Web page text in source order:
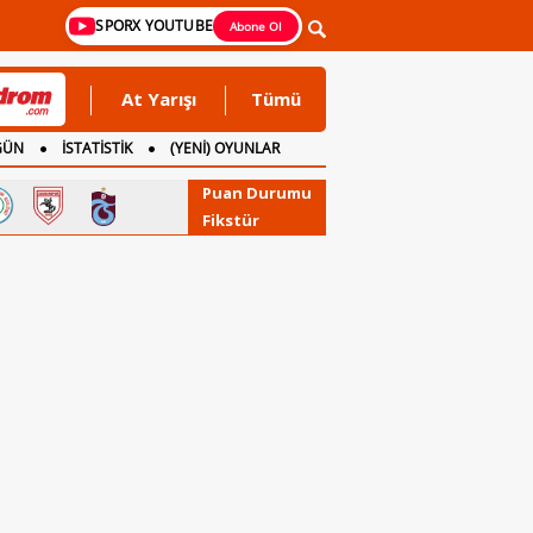
SPORX YOUTUBE Abone Ol
At Yarışı Tümü
İSTATİSTİK (YENİ) OYUNLAR
Puan Durumu
Fikstür